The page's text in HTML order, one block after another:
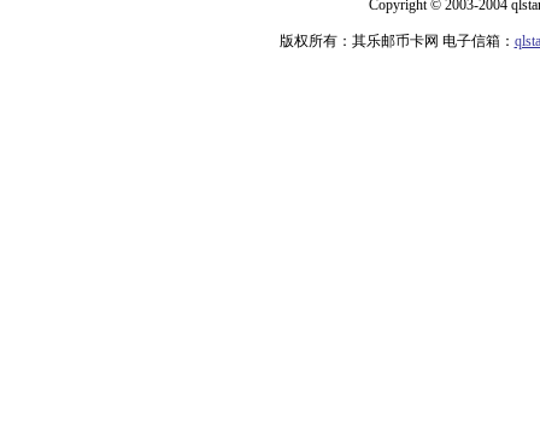
Copyright © 2003-2004
版权所有：其乐邮币卡网 电子信箱：